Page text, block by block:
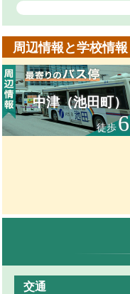
周辺情報と学校情報
中津（池田町）
徒歩6
交通